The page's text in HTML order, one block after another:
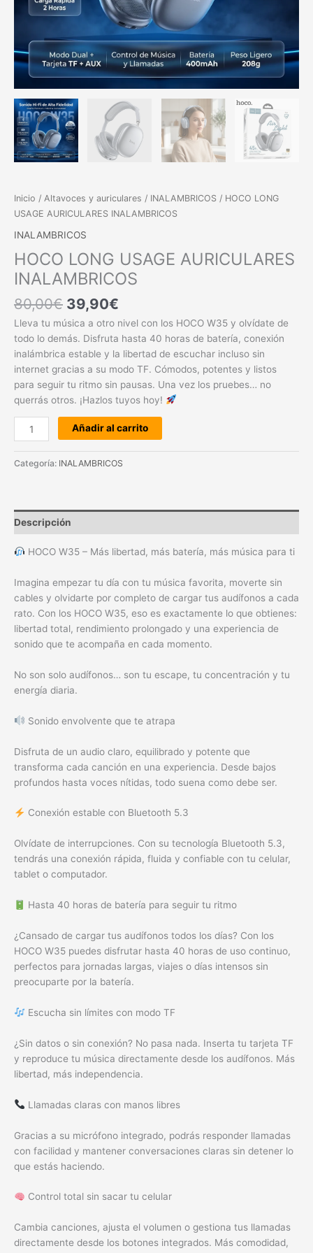
Inicio / Altavoces y auriculares / INALAMBRICOS / HOCO LONG
USAGE AURICULARES INALAMBRICOS
INALAMBRICOS
HOCO LONG USAGE AURICULARES
INALAMBRICOS
80,00€ 39,90€
Lleva tu música a otro nivel con los HOCO W35 y olvídate de
todo lo demás. Disfruta hasta 40 horas de batería, conexión
inalámbrica estable y la libertad de escuchar incluso sin
internet gracias a su modo TF. Cómodos, potentes y listos
para seguir tu ritmo sin pausas. Una vez los pruebes… no
querrás otros. ¡Hazlos tuyos hoy!
Añadir al carrito
Categoría: INALAMBRICOS
Descripción
HOCO W35 – Más libertad, más batería, más música para ti
Imagina empezar tu día con tu música favorita, moverte sin
cables y olvidarte por completo de cargar tus audífonos a cada
rato. Con los HOCO W35, eso es exactamente lo que obtienes:
libertad total, rendimiento prolongado y una experiencia de
sonido que te acompaña en cada momento.
No son solo audífonos… son tu escape, tu concentración y tu
energía diaria.
Sonido envolvente que te atrapa
Disfruta de un audio claro, equilibrado y potente que
transforma cada canción en una experiencia. Desde bajos
profundos hasta voces nítidas, todo suena como debe ser.
Conexión estable con Bluetooth 5.3
Olvídate de interrupciones. Con su tecnología Bluetooth 5.3,
tendrás una conexión rápida, fluida y confiable con tu celular,
tablet o computador.
Hasta 40 horas de batería para seguir tu ritmo
¿Cansado de cargar tus audífonos todos los días? Con los
HOCO W35 puedes disfrutar hasta 40 horas de uso continuo,
perfectos para jornadas largas, viajes o días intensos sin
preocuparte por la batería.
Escucha sin límites con modo TF
¿Sin datos o sin conexión? No pasa nada. Inserta tu tarjeta TF
y reproduce tu música directamente desde los audífonos. Más
libertad, más independencia.
Llamadas claras con manos libres
Gracias a su micrófono integrado, podrás responder llamadas
con facilidad y mantener conversaciones claras sin detener lo
que estás haciendo.
Control total sin sacar tu celular
Cambia canciones, ajusta el volumen o gestiona tus llamadas
directamente desde los botones integrados. Más comodidad,